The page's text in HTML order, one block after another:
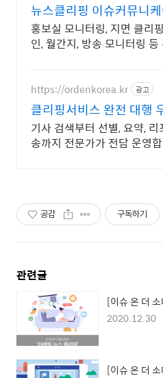
뉴스클리핑 이슈커뮤니
언론홍보 전문가와 상의
홍보실 모니터링, 지면 클리
인, 월간지, 방송 모니터링 등
관리 모니터링 등
https://ordenkorea.kr 광고
클리핑서비스 완전 대행
사 맞춤 모니터링
기사 검색부터 선별, 요약, 리
송까지 전문가가 전담 운영
공감 구독하기
관련글
[이슈 온 더
2020.12.30
[이슈 온 더